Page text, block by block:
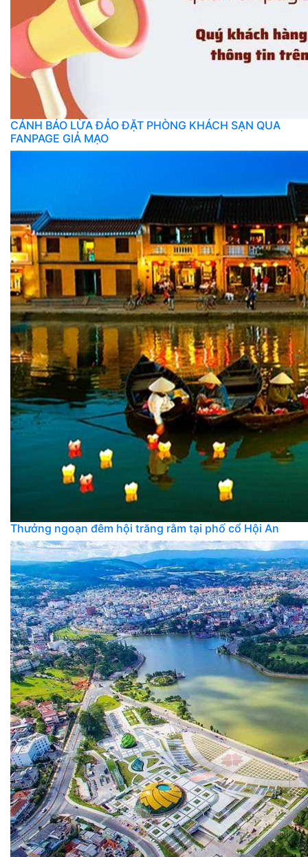
CẢNH BÁO LỪA ĐẢO ĐẶT PHÒNG KHÁCH SẠN QUA
FANPAGE GIẢ MẠO
Thưởng ngoạn đêm hội trăng rằm tại phố cổ Hội An